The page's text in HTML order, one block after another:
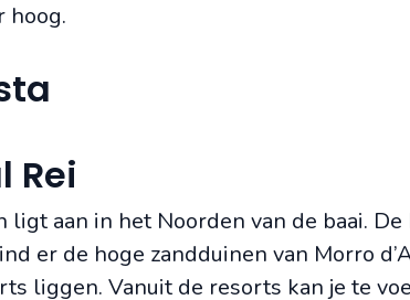
hoog.
Rei
ligt aan in het Noorden van de baai. De
er de hoge zandduinen van Morro
liggen. Vanuit de resorts kan je te